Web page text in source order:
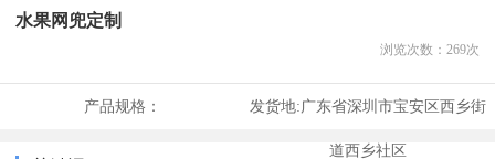
水果网兜定制
浏览次数： 269次
产品规格： 发货地:广东省深圳市宝安区西乡街
道西乡社区